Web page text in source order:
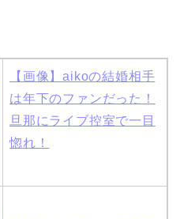
【画像】aikoの結婚相手
は年下のファンだった！
旦那にライブ控室で一目
惚れ！